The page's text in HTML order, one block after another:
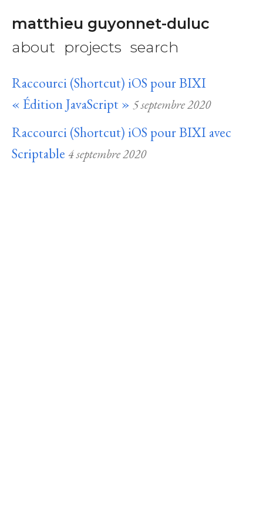
matthieu guyonnet-duluc
about projects search
Raccourci (Shortcut) iOS pour BIXI
« Édition JavaScript » 5 septembre 2020
Raccourci (Shortcut) iOS pour BIXI avec
Scriptable 4 septembre 2020